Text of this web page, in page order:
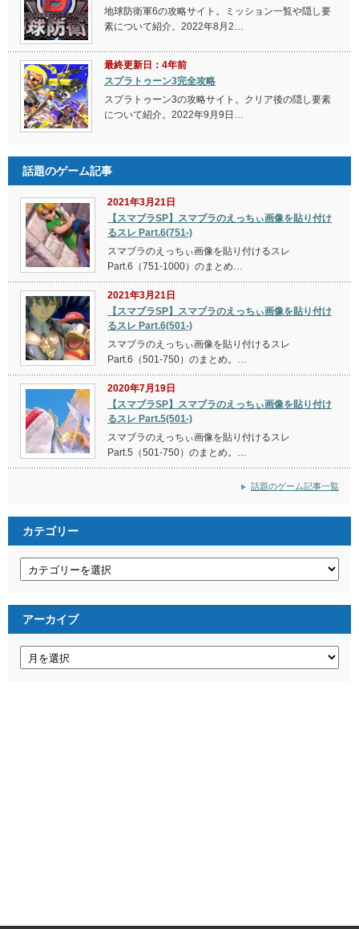
地球防衛軍6の攻略サイト。ミッション一覧や隠し要
素について紹介。2022年8月2…
最終更新日：4年前
スプラトゥーン3完全攻略
スプラトゥーン3の攻略サイト。クリア後の隠し要素
について紹介。2022年9月9日…
話題のゲーム記事
2021年3月21日
【スマブラSP】スマブラのえっちぃ画像を貼り付け
るスレ Part.6(751-)
スマブラのえっちぃ画像を貼り付けるスレ
Part.6（751-1000）のまとめ…
2021年3月21日
【スマブラSP】スマブラのえっちぃ画像を貼り付け
るスレ Part.6(501-)
スマブラのえっちぃ画像を貼り付けるスレ
Part.6（501-750）のまとめ。…
2020年7月19日
【スマブラSP】スマブラのえっちぃ画像を貼り付け
るスレ Part.5(501-)
スマブラのえっちぃ画像を貼り付けるスレ
Part.5（501-750）のまとめ。…
話題のゲーム記事一覧
カテゴリー
アーカイブ